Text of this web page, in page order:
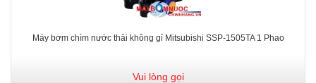
Máy bơm chìm nước thải không gỉ Mitsubishi SSP-1505TA 1 Phao
Vui lòng gọi